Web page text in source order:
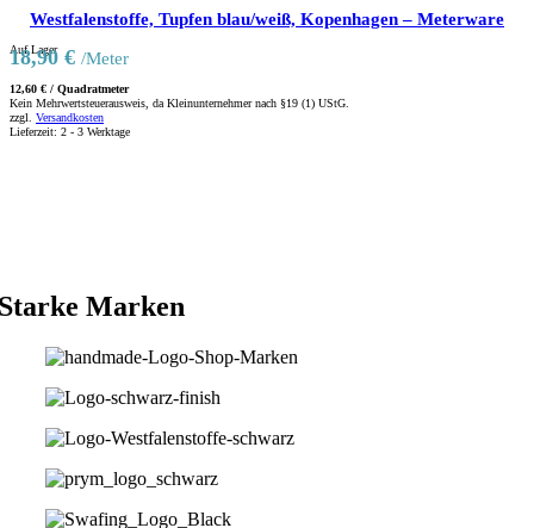
Westfalenstoffe, Tupfen blau/weiß, Kopenhagen – Meterware
Auf Lager
18,90 € /Meter
12,60 € / Quadratmeter
Kein Mehrwertsteuerausweis, da Kleinunternehmer nach §19 (1) UStG.
zzgl. Versandkosten
Lieferzeit: 2 - 3 Werktage
Marken